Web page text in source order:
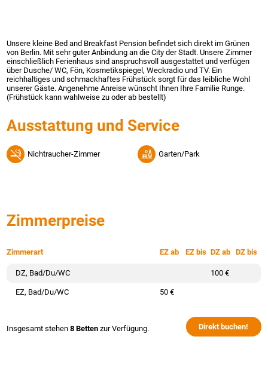
Ausstattung und Service
Nichtraucher-Zimmer Garten/Park
Zimmerpreise
Zimmerart EZ ab EZ bis DZ ab DZ bis
DZ, Bad/Du/WC 100 €
EZ, Bad/Du/WC 50 €
Insgesamt stehen8 Betten zur Verfügung. Direkt buchen!
Unsere kleine Bed and Breakfast Pension befindet sich direkt im Grünen
von Berlin. Mit sehr guter Anbindung an die City der Stadt. Unsere Zimmer
einschließlich Ferienhaus sind anspruchsvoll ausgestattet und verfügen
über Dusche/ WC, Fön, Kosmetikspiegel, Weckradio und TV. Ein
reichhaltiges und schmackhaftes Frühstück sorgt für das leibliche Wohl
unserer Gäste. Angenehme Anreise wünscht Ihnen Ihre Familie Runge.
(Frühstück kann wahlweise zu oder ab bestellt)